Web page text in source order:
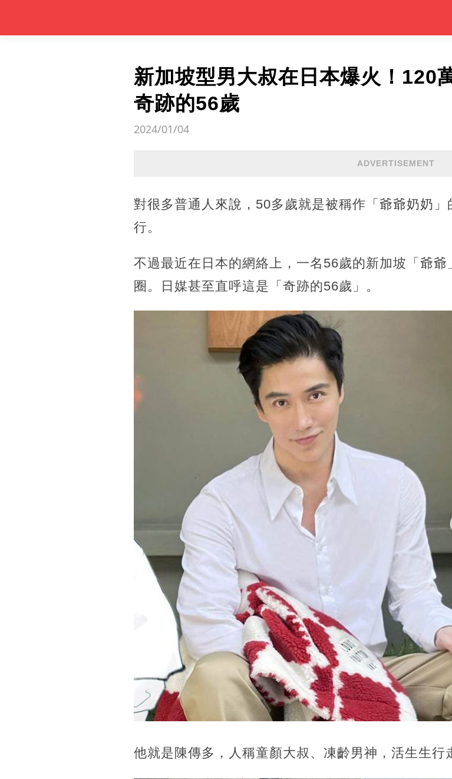
新加坡型男大叔在日本爆火！120
奇跡的56歲
2024/01/04
ADVERTISEMENT
對很多普通人來說，50多歲就是被稱作「爺爺奶奶
行。
不過最近在日本的網絡上，一名56歲的新加坡「爺
圈。日媒甚至直呼這是「奇跡的56歲」。
他就是陳傳多，人稱童顏大叔、凍齡男神，活生生行